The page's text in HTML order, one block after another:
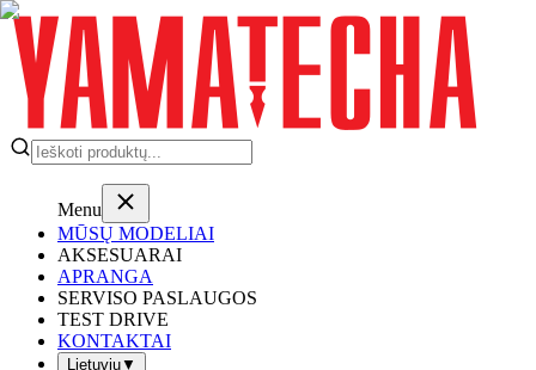
Menu
MŪSŲ MODELIAI
AKSESUARAI
APRANGA
SERVISO PASLAUGOS
TEST DRIVE
KONTAKTAI
Lietuvių▼